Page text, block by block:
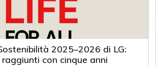
2025–2026 di LG:
con cinque anni